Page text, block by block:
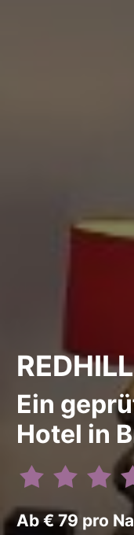
Ein
Hotel in
Ab € 79 pro